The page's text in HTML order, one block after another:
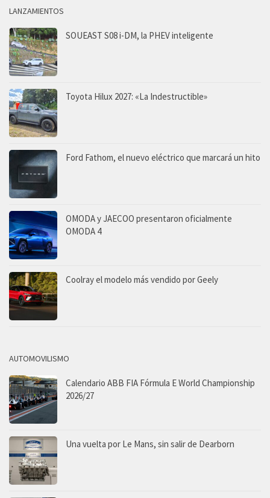
LANZAMIENTOS
SOUEAST S08 i-DM, la PHEV inteligente
Toyota Hilux 2027: «La Indestructible»
Ford Fathom, el nuevo eléctrico que marcará un hito
OMODA y JAECOO presentaron oficialmente
OMODA 4
Coolray el modelo más vendido por Geely
AUTOMOVILISMO
Calendario ABB FIA Fórmula E World Championship
2026/27
Una vuelta por Le Mans, sin salir de Dearborn